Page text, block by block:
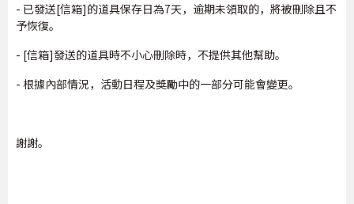
- 已發送[信箱]的道具保存日為7天，逾期未領取的，將被刪除且不
予恢復。
- [信箱]發送的道具時不小心刪除時，不提供其他幫助。
- 根據內部情況，活動日程及獎勵中的一部分可能會變更。
謝謝。